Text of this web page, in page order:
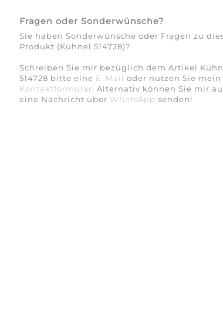
Fragen oder Sonderwünsche?
Sie haben Sonderwünsche oder Fragen zu
Produkt (Kühnel 514728)?
Schreiben Sie mir bezüglich dem Artikel
514728 bitte eine E-Mail oder nutzen Sie mein
Kontaktformular. Alternativ können Sie mir
eine Nachricht über WhatsApp senden!